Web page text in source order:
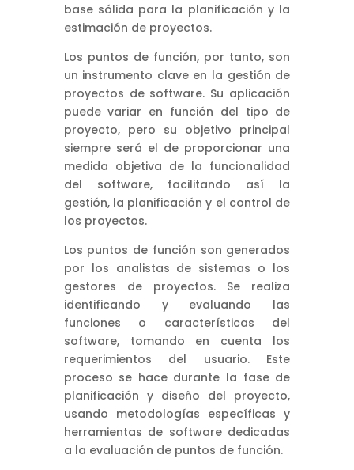
base sólida para la planificación y la
estimación de proyectos.
Los puntos de función, por tanto, son
un instrumento clave en la gestión de
proyectos de software. Su aplicación
puede variar en función del tipo de
proyecto, pero su objetivo principal
siempre será el de proporcionar una
medida objetiva de la funcionalidad
del software, facilitando así la
gestión, la planificación y el control de
los proyectos.
Los puntos de función son generados
por los analistas de sistemas o los
gestores de proyectos. Se realiza
identificando y evaluando las
funciones o características del
software, tomando en cuenta los
requerimientos del usuario. Este
proceso se hace durante la fase de
planificación y diseño del proyecto,
usando metodologías específicas y
herramientas de software dedicadas
a la evaluación de puntos de función.